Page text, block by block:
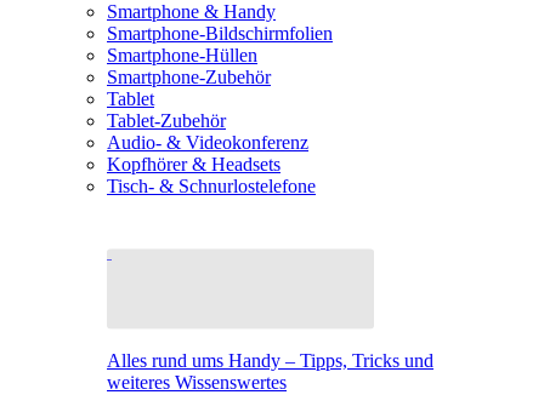
Smartphone & Handy
Smartphone-Bildschirmfolien
Smartphone-Hüllen
Smartphone-Zubehör
Tablet
Tablet-Zubehör
Audio- & Videokonferenz
Kopfhörer & Headsets
Tisch- & Schnurlostelefone
Alles rund ums Handy – Tipps, Tricks und
weiteres Wissenswertes